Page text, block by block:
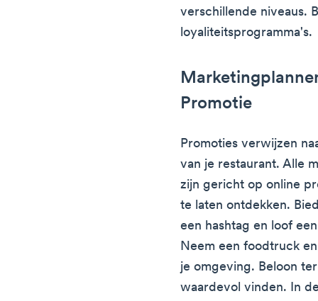
verschillende niveaus.
loyaliteitsprogramma's.
Promotie
Promoties verwijzen
van je restaurant. Alle
zijn gericht op online
te laten ontdekken.
een hashtag en loof
Neem een foodtruck
je omgeving. Beloon
waardevol vinden. In